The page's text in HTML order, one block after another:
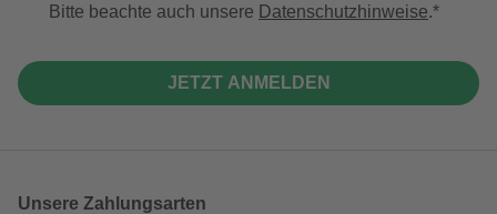
Bitte beachte auch unsere Datenschutzhinweise.
JETZT ANMELDEN
Unsere Zahlungsarten